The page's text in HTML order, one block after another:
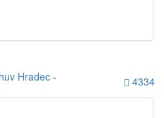
Hradec-
4334